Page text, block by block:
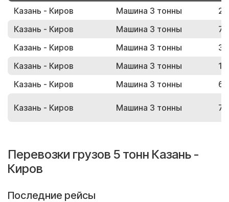
Казань - Киров Машина 3 тонны
Казань - Киров
Машина 3 тонны
Казань - Киров
Машина 3 тонны
Казань - Киров
Машина 3 тонны
Казань - Киров
Машина 3 тонны
Казань - Киров Машина 3 тонны
Перевозки грузов 5 тонн Казань -
Киров
Последние рейсы